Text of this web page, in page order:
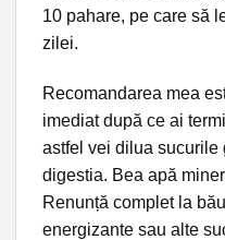
10 pahare, pe care să
zilei.
Recomandarea mea
imediat după ce ai
astfel vei dilua sucurile
digestia. Bea apă
Renunță complet la
energizante sau alte